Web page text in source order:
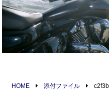
HOME 添付ファイル